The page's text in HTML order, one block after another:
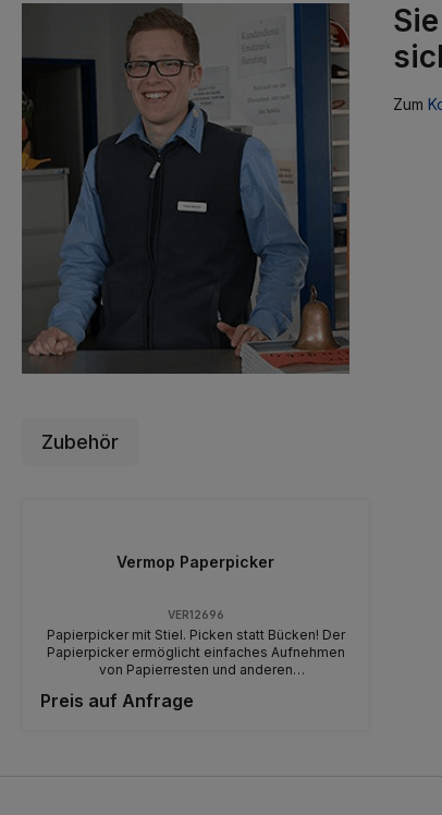
Zum
Zubehör
Vermop Paperpicker
VER12696
Papierpicker mit Stiel. Picken statt Bücken! Der
Papierpicker ermöglicht einfaches Aufnehmen
von Papierresten und anderen
Außenanlagen. Mögliche Einsatzbereiche des
Preis auf Anfrage